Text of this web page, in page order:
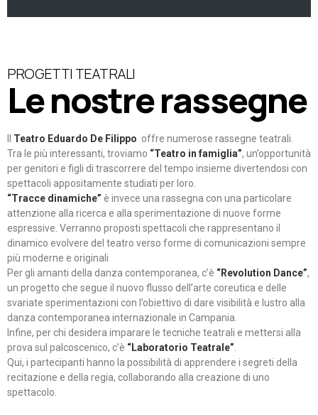
PROGETTI TEATRALI
Le nostre rassegne
Teatro Eduardo De Filippo offre numerose rassegne teatrali.
Tra le più interessanti, troviamo “Teatro in famiglia”, un’opportunità
per genitori e figli di trascorrere del tempo insieme divertendosi con
spettacoli appositamente studiati per loro.
“Tracce dinamiche” è invece una rassegna con una particolare
attenzione alla ricerca e alla sperimentazione di nuove forme
espressive. Verranno proposti spettacoli che rappresentano il
dinamico evolvere del teatro verso forme di comunicazioni sempre
più moderne e originali
Per gli amanti della danza contemporanea, c’è “Revolution Dance”,
un progetto che segue il nuovo flusso dell’arte coreutica e delle
svariate sperimentazioni con l’obiettivo di dare visibilità e lustro alla
danza contemporanea internazionale in Campania.
Infine, per chi desidera imparare le tecniche teatrali e mettersi alla
prova sul palcoscenico, c’è “Laboratorio Teatrale”
Qui, i partecipanti hanno la possibilità di apprendere i segreti della
recitazione e della regia, collaborando alla creazione di uno
spettacolo.